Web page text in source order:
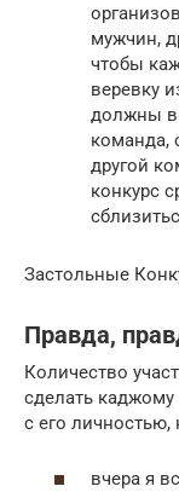
мужчин,
чтобы
веревку
должны
команда,
другой
конкурс
Застольные
Правда,
Количество
сделать каджому
с его личностью,
вчера я